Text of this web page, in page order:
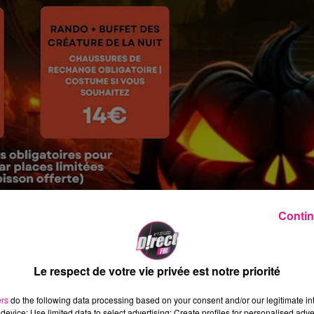
qui va faire monter votre
Le respect de votre vie privée est notre priorité
do the following data processing based on your consent and/or our legitimate